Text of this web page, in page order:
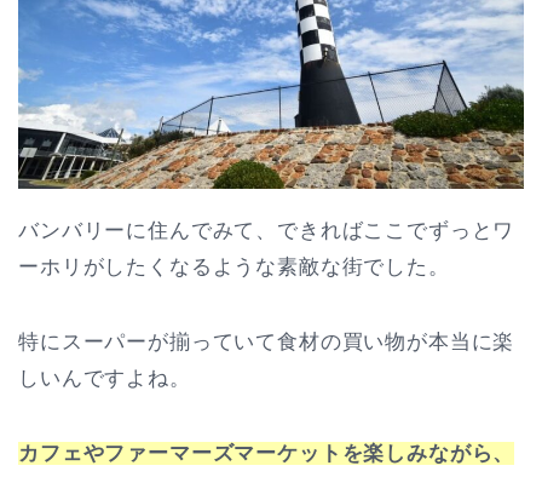
バンバリーに住んでみて、できればここでずっとワ
ーホリがしたくなるような素敵な街でした。
特にスーパーが揃っていて食材の買い物が本当に楽
しいんですよね。
カフェやファーマーズマーケットを楽しみながら、